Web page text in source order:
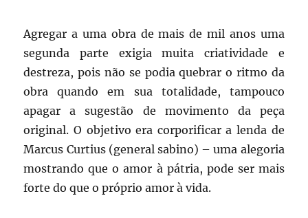
Agregar a uma obra de mais de mil anos uma
segunda parte exigia muita criatividade e
destreza, pois não se podia quebrar o ritmo da
obra quando em sua totalidade, tampouco
apagar a sugestão de movimento da peça
original. O objetivo era corporificar a lenda de
Marcus Curtius (general sabino) – uma alegoria
mostrando que o amor à pátria, pode ser mais
forte do que o próprio amor à vida.